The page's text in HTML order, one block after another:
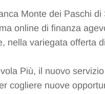
Monte dei Paschi
online di finanza
nella variegata offerta
Più, il nuovo
cogliere nuove